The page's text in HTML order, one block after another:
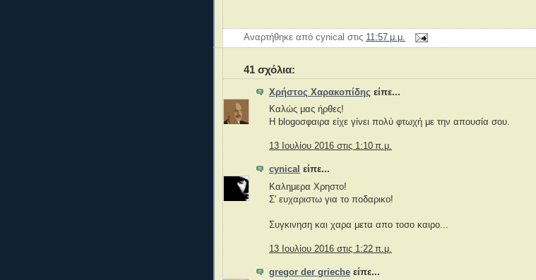
Αναρτήθηκε από cynical στις 11:57 μ.μ.
41 σχόλια:
Χρήστος Χαρακοπίδης είπε...
Καλώς μας ήρθες!
Η blogοσφαιρα είχε γίνει πολύ φτωχή με την απουσία σου.
13 Ιουλίου 2016 στις 1:10 π.μ.
cynical είπε...
Καλημερα Χρηστο!
Σ' ευχαριστω για το ποδαρικο!
Συγκινηση και χαρα μετα απο τοσο καιρο...
13 Ιουλίου 2016 στις 1:22 π.μ.
gregor der grieche είπε...